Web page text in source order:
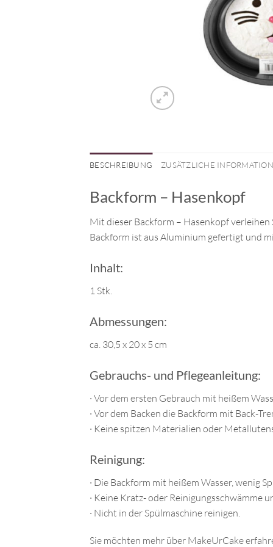
BESCHREIBUNG ZUSÄTZLICHE
Backform – Hasenkopf
Mit dieser Backform – Hasenkopf
Backform ist aus Aluminium gefertigt und
Inhalt:
1 Stk.
Abmessungen:
ca. 30,5 x 20 x 5 cm
Gebrauchs- und Pflegeanleitung:
· Vor dem ersten Gebrauch mit heißem
· Vor dem Backen die Backform mit Back-
· Keine spitzen Materialien oder
Reinigung:
· Die Backform mit heißem Wasser, wenig
· Keine Kratz- oder Reinigungsschwämme
· Nicht in der Spülmaschine reinigen.
Sie möchten mehr über MakeUrCake